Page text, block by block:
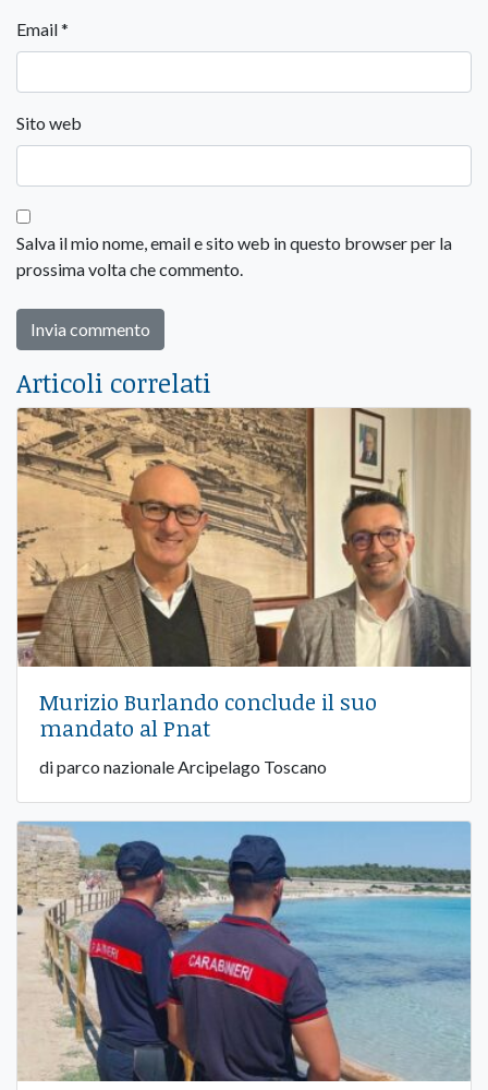
Email*
Sito web
Salva il mio nome, email e sito web in questo browser per la
prossima volta che commento.
Articoli correlati
Murizio Burlando conclude il suo
mandato al Pnat
di parco nazionale Arcipelago Toscano